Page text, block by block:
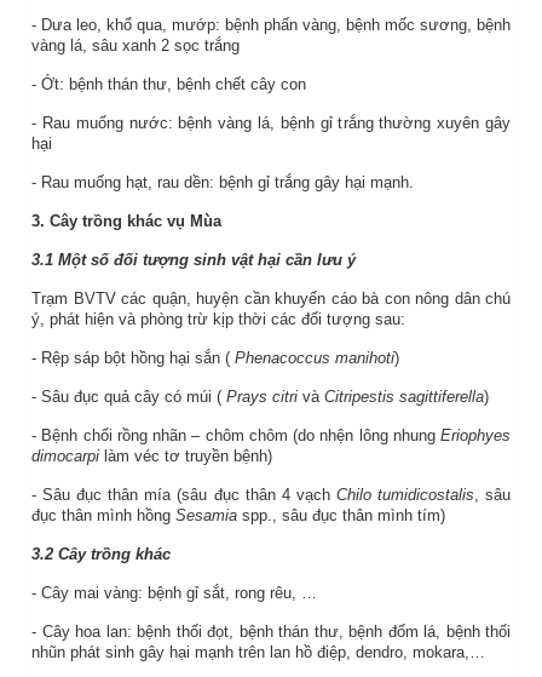
- Dưa leo, khổ qua, mướp: bệnh phấn vàng, bệnh mốc sương, bệnh
vàng lá, sâu xanh 2 sọc trắng
- Ớt: bệnh thán thư, bệnh chết cây con
- Rau muống nước: bệnh vàng lá, bệnh gỉ trắng thường xuyên gây
hại
- Rau muống hạt, rau dền: bệnh gỉ trắng gây hại mạnh.
3. Cây trồng khác vụ Mùa
3.1 Một số đối tượng sinh vật hại cần lưu ý
Trạm BVTV các quận, huyện cần khuyến cáo bà con nông dân chú
ý, phát hiện và phòng trừ kịp thời các đối tượng sau:
- Rệp sáp bột hồng hại sắn ( Phenacoccus manihoti)
- Sâu đục quả cây có múi ( Prays citri và Citripestis sagittiferella)
- Bệnh chổi rồng nhãn – chôm chôm (do nhện lông nhung Eriophyes
dimocarpi làm véc tơ truyền bệnh)
- Sâu đục thân mía (sâu đục thân 4 vạch Chilo tumidicostalis , sâu
đục thân mình hồng Sesamia spp., sâu đục thân mình tím)
3.2 Cây trồng khác
- Cây mai vàng: bệnh gỉ sắt, rong rêu, …
- Cây hoa lan: bệnh thối đọt, bệnh thán thư, bệnh đốm lá, bệnh thối
nhũn phát sinh gây hại mạnh trên lan hồ điệp, dendro, mokara,…